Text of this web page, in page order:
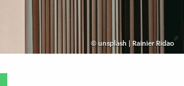
© unsplash | Rainier Ridao